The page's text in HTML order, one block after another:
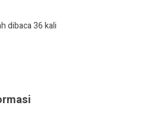
dibaca 36 kali